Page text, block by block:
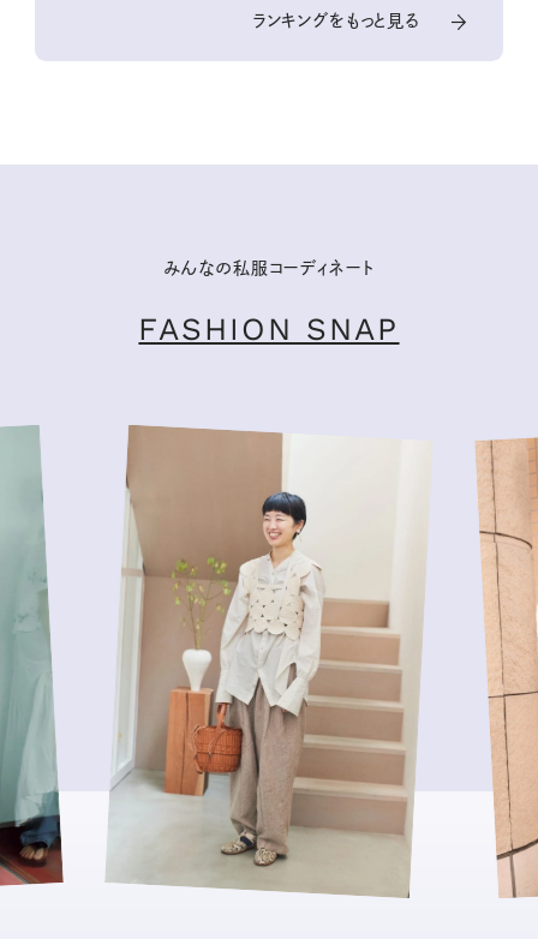
ランキングをもっと見る
みんなの私服コーディネート
FASHION SNAP